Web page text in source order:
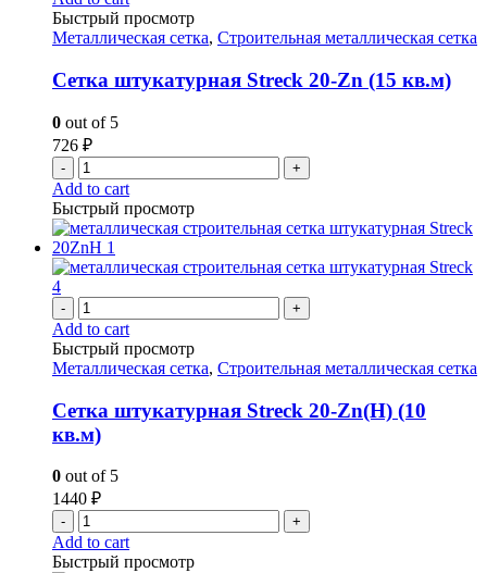
Быстрый просмотр
Металлическая сетка, Строительная металлическая сетка
Сетка штукатурная Streck 20-Zn (15 кв.м)
0 out of 5
726 ₽
- +
Add to cart
Быстрый просмотр
- +
Add to cart
Быстрый просмотр
Металлическая сетка, Строительная металлическая сетка
Сетка штукатурная Streck 20-Zn(H) (10
кв.м)
0 out of 5
1440 ₽
- +
Add to cart
Быстрый просмотр